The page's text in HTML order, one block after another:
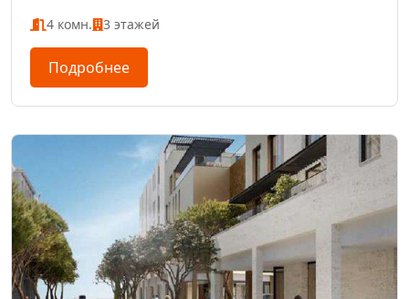
4 комн. 3 этажей
Подробнее